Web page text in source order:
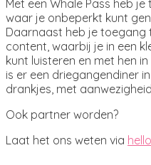
Met een Whale Pass heb
waar je onbeperkt kunt
Daarnaast heb je toegang
content, waarbij je in een
kunt luisteren en met hen
is er een driegangendiner
drankjes, met
Ook partner worden?
Laat het ons weten via